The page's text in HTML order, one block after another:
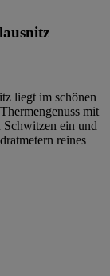
liegt im schönen
mit
Schwitzen ein und
reines